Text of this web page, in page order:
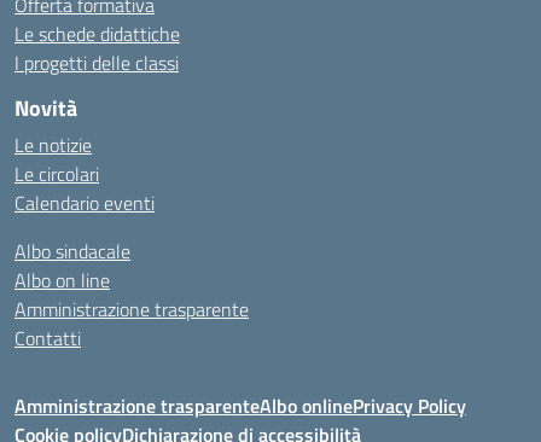
Le schede didattiche
I progetti delle classi
Novità
Le notizie
Le circolari
Calendario eventi
Albo sindacale
Albo on line
Amministrazione trasparente
Contatti
Amministrazione trasparenteAlbo onlinePrivacy Policy
Cookie policyDichiarazione di accessibilità